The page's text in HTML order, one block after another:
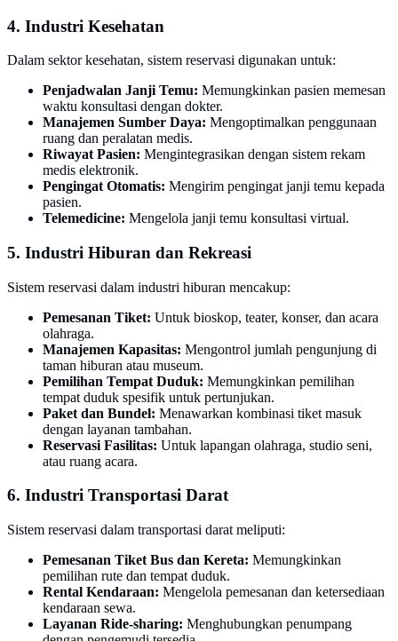
4. Industri Kesehatan
Dalam sektor kesehatan, sistem reservasi digunakan untuk:
Penjadwalan Janji Temu: Memungkinkan pasien memesan
waktu konsultasi dengan dokter.
Manajemen Sumber Daya: Mengoptimalkan penggunaan
ruang dan peralatan medis.
Riwayat Pasien: Mengintegrasikan dengan sistem rekam
medis elektronik.
Pengingat Otomatis: Mengirim pengingat janji temu kepada
pasien.
Telemedicine: Mengelola janji temu konsultasi virtual.
5. Industri Hiburan dan Rekreasi
Sistem reservasi dalam industri hiburan mencakup:
Pemesanan Tiket: Untuk bioskop, teater, konser, dan acara
olahraga.
Manajemen Kapasitas: Mengontrol jumlah pengunjung di
taman hiburan atau museum.
Pemilihan Tempat Duduk: Memungkinkan pemilihan
tempat duduk spesifik untuk pertunjukan.
Paket dan Bundel: Menawarkan kombinasi tiket masuk
dengan layanan tambahan.
Reservasi Fasilitas: Untuk lapangan olahraga, studio seni,
atau ruang acara.
6. Industri Transportasi Darat
Sistem reservasi dalam transportasi darat meliputi:
Pemesanan Tiket Bus dan Kereta: Memungkinkan
pemilihan rute dan tempat duduk.
Rental Kendaraan: Mengelola pemesanan dan ketersediaan
kendaraan sewa.
Layanan Ride-sharing: Menghubungkan penumpang